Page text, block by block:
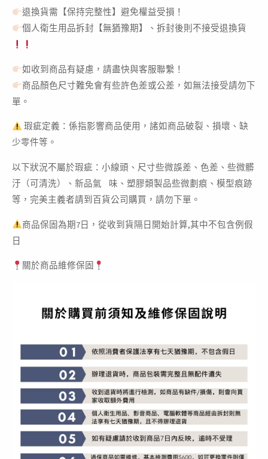
退換貨需【保持完整性】避免權益受損！
個人衛生用品拆封【無猶豫期】、拆封後則不接受退換貨
如收到商品有疑慮，請盡快與客服聯繫！
商品顏色尺寸難免會有些許色差或公差，如無法接受請勿下
單。
瑕疵定義：係指影響商品使用，諸如商品破裂、損壞、缺
少零件等。
以下狀況不屬於瑕疵：小線頭、尺寸些微誤差、色差、些微髒
汙（可清洗）、新品氣 味、塑膠類製品些微劃痕、模型痕跡
等，完美主義者請到百貨公司購買，請勿下單。
商品保固為期7日，從收到貨隔日開始計算,其中不包含例假
日
關於商品維修保固